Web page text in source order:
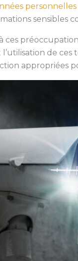
sensibles
ces
de ces
appropriées